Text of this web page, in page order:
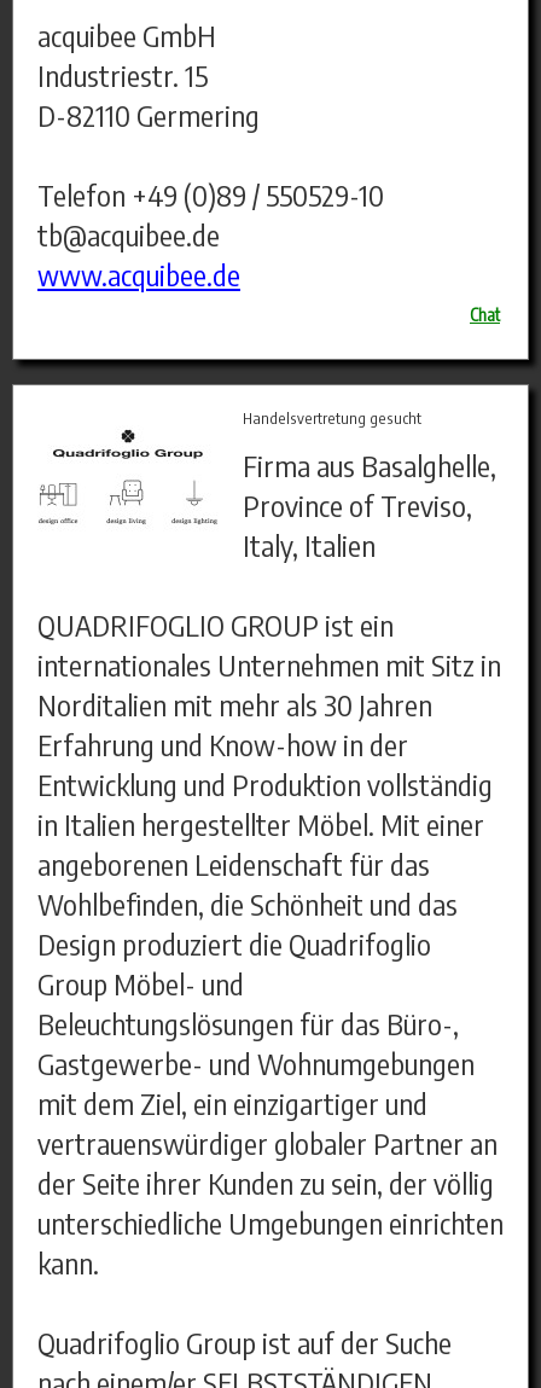
acquibee GmbH
Industriestr. 15
D-82110 Germering
Telefon +49 (0)89 / 550529-10
tb@acquibee.de
www.acquibee.de
Chat
Handelsvertretung gesucht
Firma aus Basalghelle,
Province of Treviso,
Italy, Italien
QUADRIFOGLIO GROUP ist ein
internationales Unternehmen mit Sitz in
Norditalien mit mehr als 30 Jahren
Erfahrung und Know-how in der
Entwicklung und Produktion vollständig
in Italien hergestellter Möbel. Mit einer
angeborenen Leidenschaft für das
Wohlbefinden, die Schönheit und das
Design produziert die Quadrifoglio
Group Möbel- und
Beleuchtungslösungen für das Büro-,
Gastgewerbe- und Wohnumgebungen
mit dem Ziel, ein einzigartiger und
vertrauenswürdiger globaler Partner an
der Seite ihrer Kunden zu sein, der völlig
unterschiedliche Umgebungen einrichten
kann.
Quadrifoglio Group ist auf der Suche